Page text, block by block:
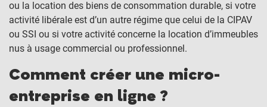
ou la location des biens de consommation durable, si votre
activité libérale est d’un autre régime que celui de la CIPAV
ou SSI ou si votre activité concerne la location d’immeubles
nus à usage commercial ou professionnel.
Comment créer une micro-
entreprise en ligne ?